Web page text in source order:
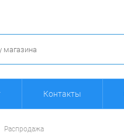
Контакты
Распродажа